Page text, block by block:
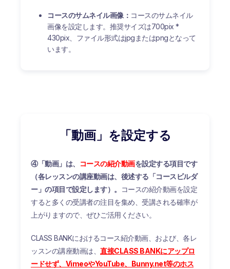
コースのサムネイル画像： コースのサムネイル
画像を設定します。推奨サイズは700pix *
430pix、ファイル形式はjpgまたはpngとなって
います。
「動画」を設定する
④「動画」は、 コースの紹介動画を設定する項目です
（各レッスンの講座動画は、後述する「コースビルダ
ー」の項目で設定します）。
コースの紹介動画を設定
すると多くの受講者の注目を集め、受講される確率が
上がりますので、ぜひご活用ください。
CLASS BANKにおけるコース紹介動画、および、各レ
ッスンの講座動画は、 直接CLASS BANKにアップロ
ードせず、VimeoやYouTube、Bunny.net等のホス